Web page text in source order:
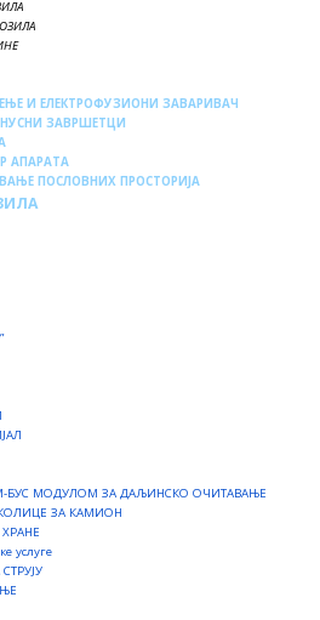
И ЕЛЕКТРОФУЗИОНИ ЗАВАРИВАЧ
ЗАВРШЕТЦИ
АПАРАТА
ПОСЛОВНИХ ПРОСТОРИЈА
БУС МОДУЛОМ ЗА ДАЉИНСКО ОЧИТАВАЊЕ
ЗА КАМИОН
услуге